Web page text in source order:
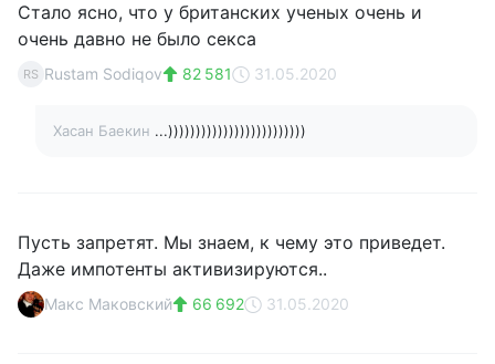
Стало ясно, что у британских ученых очень и
очень давно не было секса
RS Rustam Sodiqov 82 581 31.05.2020
Хасан Баекин ...)))))))))))))))))))))))))
Пусть запретят. Мы знаем, к чему это приведет.
Даже импотенты активизируются..
Макс Маковский 66 692 31.05.2020